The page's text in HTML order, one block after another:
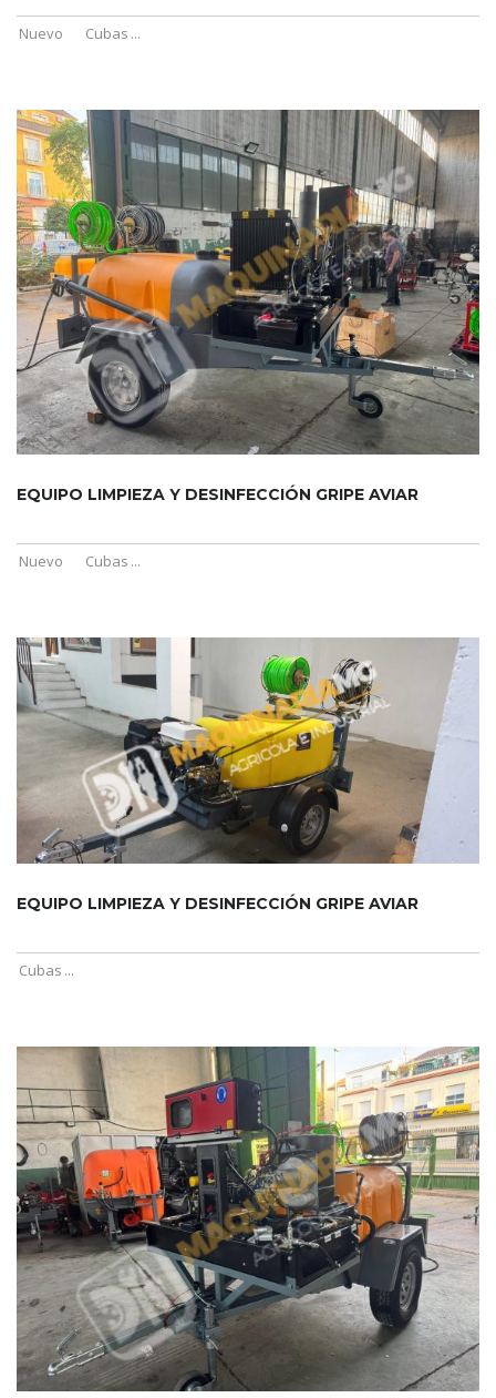
Nuevo Cubas ...
EQUIPO LIMPIEZA Y DESINFECCIÓN GRIPE AVIAR
Nuevo Cubas ...
EQUIPO LIMPIEZA Y DESINFECCIÓN GRIPE AVIAR
Cubas ...